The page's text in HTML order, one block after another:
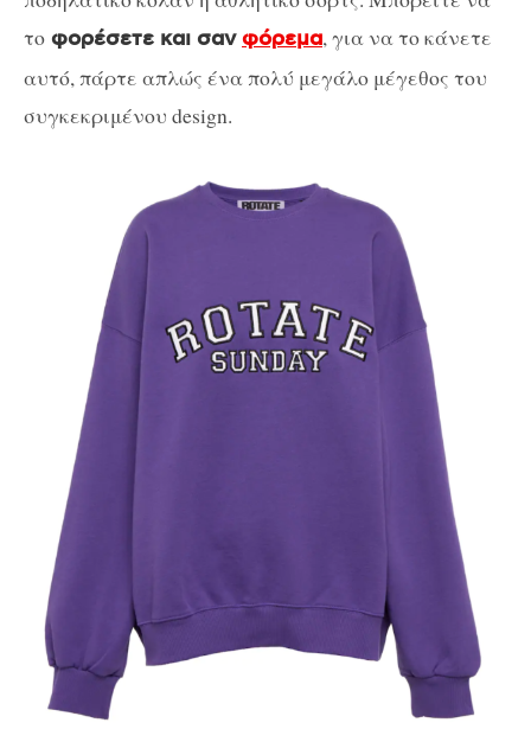
το φορέσετε και σανφόρεμα, για να το κάνετε
αυτό, πάρτε απλώς ένα πολύ μεγάλο μέγεθος του
συγκεκριμένου design.